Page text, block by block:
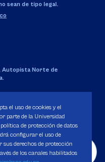
sean de tipo legal.
Autopista Norte de
de enero de 1980.
el uso de cookies y el
parte de la Universidad
de protección de datos
configurar el uso de
sus derechos de protección
de los canales habilitados